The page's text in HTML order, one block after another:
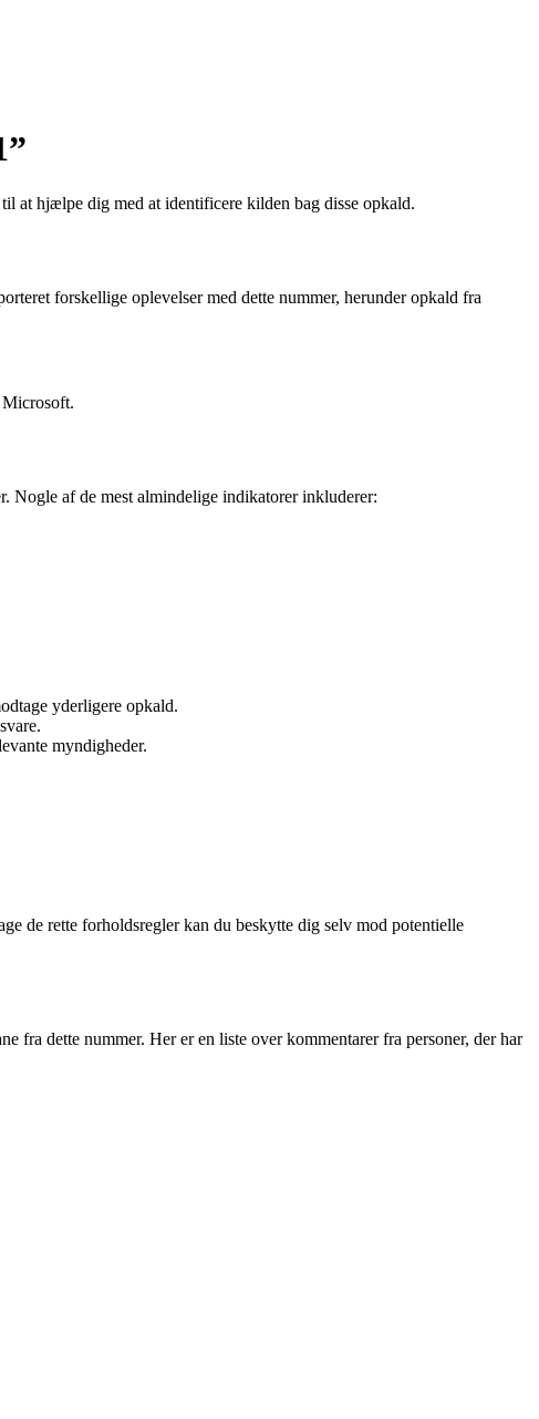
at hjælpe dig med at identificere kilden bag disse opkald.
forskellige oplevelser med dette nummer, herunder opkald fra
Microsoft.
Nogle af de mest almindelige indikatorer inkluderer:
yderligere opkald.
myndigheder.
de rette forholdsregler kan du beskytte dig selv mod potentielle
fra dette nummer. Her er en liste over kommentarer fra personer, der har